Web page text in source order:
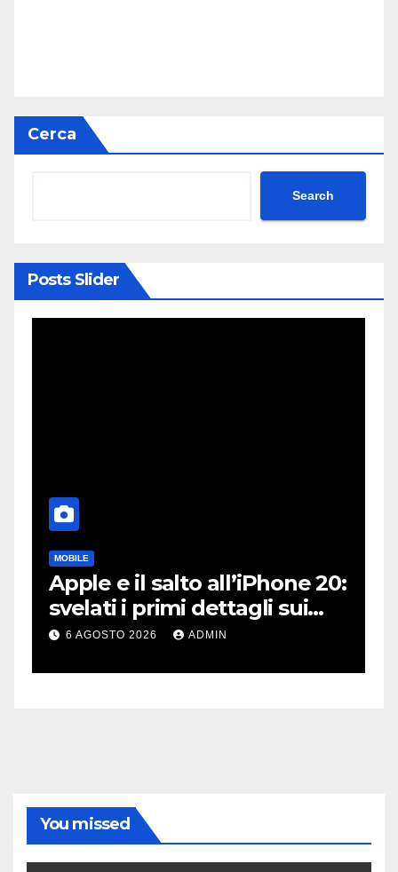
Cerca
Search
Posts Slider
MOBILE
Apple e il salto all’iPhone 20:
svelati i primi dettagli sui
display dei futuri top di
6 AGOSTO 2026 ADMIN
You missed